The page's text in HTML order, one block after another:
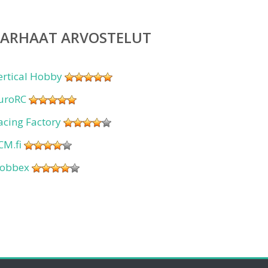
ARVOSTELUT
Hobby
Factory